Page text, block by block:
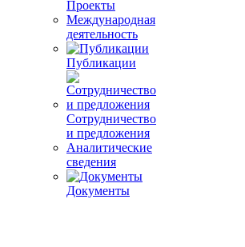
Проекты
Международная
деятельность
Публикации
Сотрудничество
и предложения
Аналитические
сведения
Документы